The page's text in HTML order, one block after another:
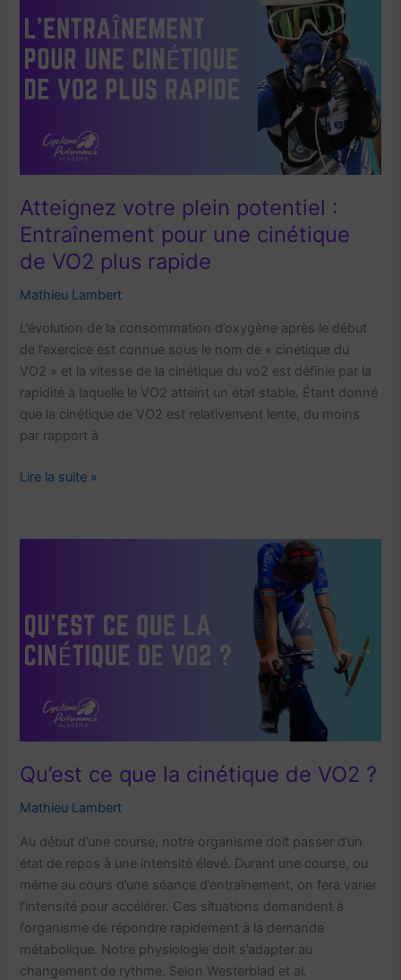
?
(étude
de
cas)
Atteignez votre plein potentiel :
Entraînement pour une cinétique
de VO2 plus rapide
Mathieu Lambert
L’évolution de la consommation d’oxygène après le début
de l’exercice est connue sous le nom de « cinétique du
VO2 » et la vitesse de la cinétique du vo2 est définie par la
rapidité à laquelle le VO2 atteint un état stable. Étant donné
que la cinétique de VO2 est relativement lente, du moins
par rapport à
Atteignez
potentiel
cinétique
de
plus
Lire la suite »
Qu’est ce que la cinétique de VO2 ?
Mathieu Lambert
Au début d’une course, notre organisme doit passer d’un
état de repos à une intensité élevé. Durant une course, ou
même au cours d’une séance d’entraînement, on fera varier
l’intensité pour accélérer. Ces situations demandent à
l’organisme de répondre rapidement à la demande
métabolique. Notre physiologie doit s’adapter au
changement de rythme. Selon Westerblad et al.